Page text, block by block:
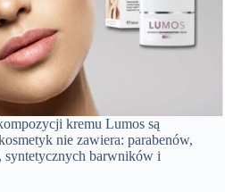
kremu Lumos są
nie zawiera: parabenów,
barwników i